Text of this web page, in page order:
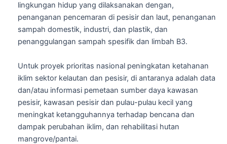
lingkungan hidup yang dilaksanakan dengan,
penanganan pencemaran di pesisir dan laut, penanganan
sampah domestik, industri, dan plastik, dan
penanggulangan sampah spesifik dan limbah B3.
Untuk proyek prioritas nasional peningkatan ketahanan
iklim sektor kelautan dan pesisir, di antaranya adalah data
dan/atau informasi pemetaan sumber daya kawasan
pesisir, kawasan pesisir dan pulau-pulau kecil yang
meningkat ketangguhannya terhadap bencana dan
dampak perubahan iklim, dan rehabilitasi hutan
mangrove/pantai.